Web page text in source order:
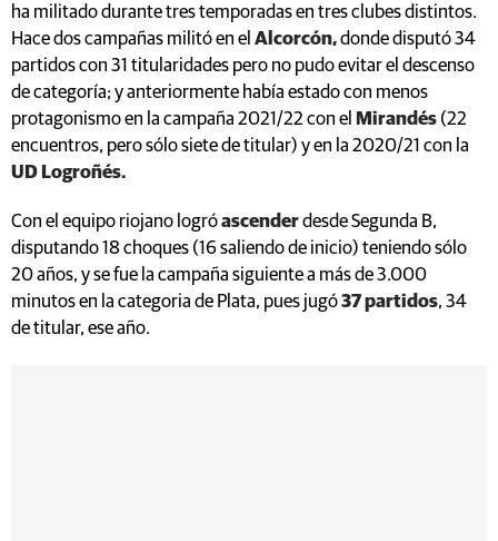
ha militado durante tres temporadas en tres clubes distintos.
Hace dos campañas militó en el Alcorcón,donde disputó 34
partidos con 31 titularidades pero no pudo evitar el descenso
de categoría; y anteriormente había estado con menos
protagonismo en la campaña 2021/22 con el Mirandés (22
encuentros, pero sólo siete de titular) y en la 2020/21 con la
UD Logroñés.
Con el equipo riojano logróascenderdesde Segunda B,
disputando 18 choques (16 saliendo de inicio) teniendo sólo
20 años, y se fue la campaña siguiente a más de 3.000
minutos en la categoria de Plata, pues jugó37 partidos, 34
de titular, ese año.